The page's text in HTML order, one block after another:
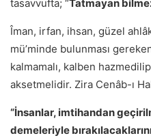
tasavvufta; “Tatmayan
Îman, irfan, ihsan, güzel
müʼminde bulunması
kalmamalı, kalben
aksetmelidir. Zira Cenâb-ı
“İnsanlar, imtihandan
demeleriyle